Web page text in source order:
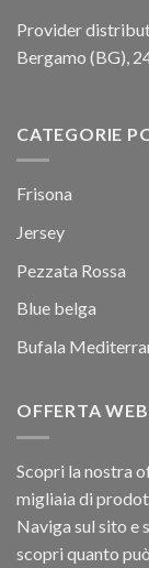
Provider
Bergamo (BG),
CATEGORIE
Frisona
Jersey
Pezzata Rossa
Blue belga
Bufala
OFFERTA
Scopri la nostra
migliaia di
Naviga sul sito e
scopri quanto